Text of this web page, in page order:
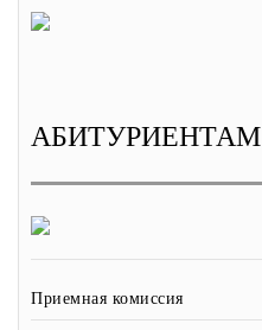
АБИТУРИЕНТАМ
Приемная комиссия